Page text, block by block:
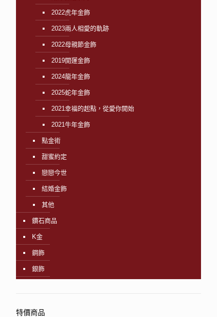
2022虎年金飾
2023兩人相愛的軌跡
2022母親節金飾
2019開運金飾
2024龍年金飾
2025蛇年金飾
2021幸福的起點，從愛你開始
2021牛年金飾
點金術
甜蜜約定
戀戀今世
結婚金飾
其他
鑽石商品
K金
鋼飾
銀飾
特價商品